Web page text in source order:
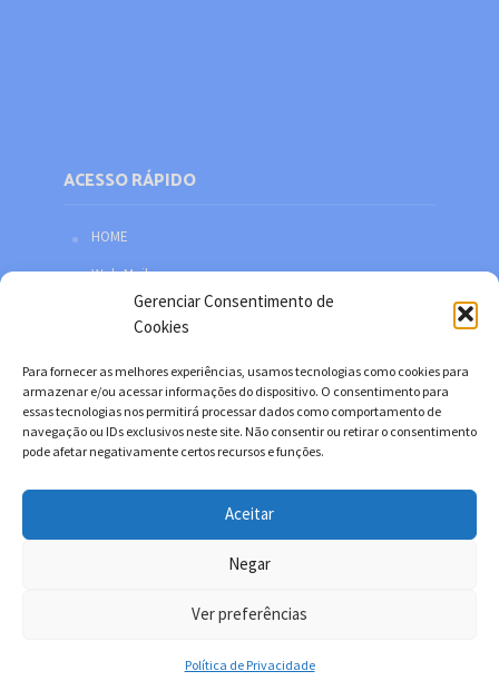
Gerenciar Consentimento de
Cookies
Para fornecer as melhores experiências, usamos tecnologias como cookies para
armazenar e/ou acessar informações do dispositivo. O consentimento para
essas tecnologias nos permitirá processar dados como comportamento de
navegação ou IDs exclusivos neste site. Não consentir ou retirar o consentimento
pode afetar negativamente certos recursos e funções.
Aceitar
Negar
Ver preferências
Política de Privacidade
ACESSO RÁPIDO
HOME
Web Mail
Política de privacidade
Facebook
Twitter
YouTube
Instagram
Copyright © 2026. Desenvolvido por Danilo Filitto.